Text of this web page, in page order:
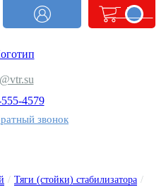
4579
звонок
order.count
|| 0 @>
/ Тяги (стойки) стабилизатора /